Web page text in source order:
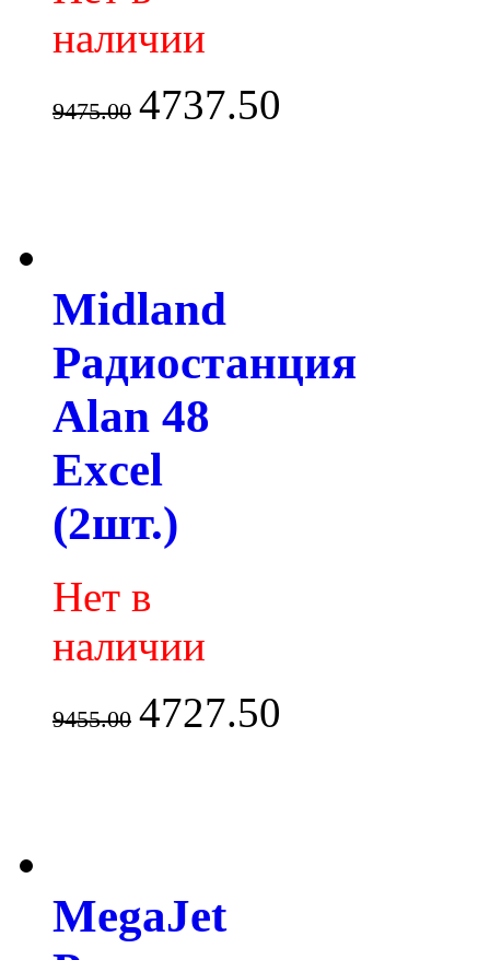
наличии
9475.00 4737.50
Midland
Радиостанция
Alan 48
Excel
(2шт.)
Нет в
наличии
9455.00 4727.50
MegaJet